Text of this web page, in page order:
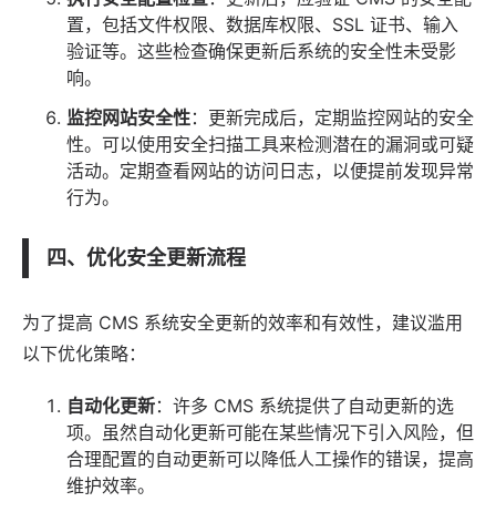
置，包括文件权限、数据库权限、SSL 证书、输入
验证等。这些检查确保更新后系统的安全性未受影
响。
监控网站安全性：更新完成后，定期监控网站的安全
性。可以使用安全扫描工具来检测潜在的漏洞或可疑
活动。定期查看网站的访问日志，以便提前发现异常
行为。
四、优化安全更新流程
为了提高 CMS 系统安全更新的效率和有效性，建议滥用
以下优化策略：
自动化更新：许多 CMS 系统提供了自动更新的选
项。虽然自动化更新可能在某些情况下引入风险，但
合理配置的自动更新可以降低人工操作的错误，提高
维护效率。